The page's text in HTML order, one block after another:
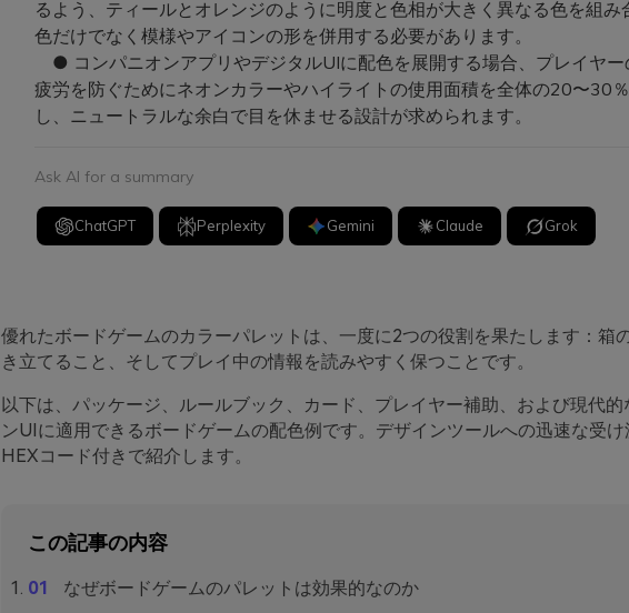
るよう、ティールとオレンジのように明度と色相が大きく異なる色を組み
色だけでなく模様やアイコンの形を併用する必要があります。
● コンパニオンアプリやデジタルUIに配色を展開する場合、プレイヤー
疲労を防ぐためにネオンカラーやハイライトの使用面積を全体の20〜30
し、ニュートラルな余白で目を休ませる設計が求められます。
Ask AI for a summary
ChatGPT Perplexity Gemini Claude Grok
優れたボードゲームのカラーパレットは、一度に2つの役割を果たします：箱
き立てること、そしてプレイ中の情報を読みやすく保つことです。
以下は、パッケージ、ルールブック、カード、プレイヤー補助、および現代的
ンUIに適用できるボードゲームの配色例です。デザインツールへの迅速な受け
HEXコード付きで紹介します。
この記事の内容
なぜボードゲームのパレットは効果的なのか